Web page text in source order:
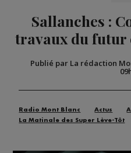
Sallanches :
travaux du futur
Publié par La rédaction
Radio Mont Blanc Actus
La Matinale des Super Lève-Tôt